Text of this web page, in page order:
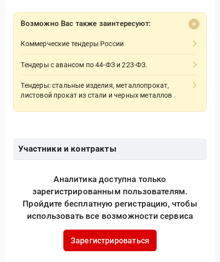
Возможно Вас также заинтересуют:
Коммерческие тендеры России
Тендеры с авансом по 44-ФЗ и 223-ФЗ.
Тендеры: стальные изделия, металлопрокат,
листовой прокат из стали и черных металлов
Участники и контракты
Аналитика доступна только
зарегистрированным пользователям.
Пройдите бесплатную регистрацию, чтобы
использовать все возможности сервиса
Зарегистрироваться